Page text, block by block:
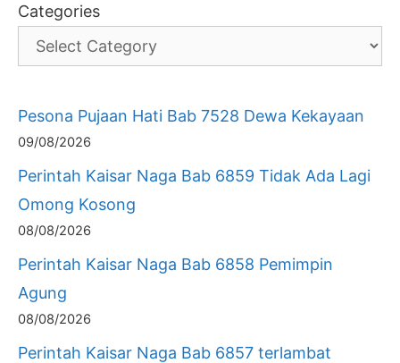
Categories
Pesona Pujaan Hati Bab 7528 Dewa Kekayaan
09/08/2026
Perintah Kaisar Naga Bab 6859 Tidak Ada Lagi
Omong Kosong
08/08/2026
Perintah Kaisar Naga Bab 6858 Pemimpin
Agung
08/08/2026
Perintah Kaisar Naga Bab 6857 terlambat